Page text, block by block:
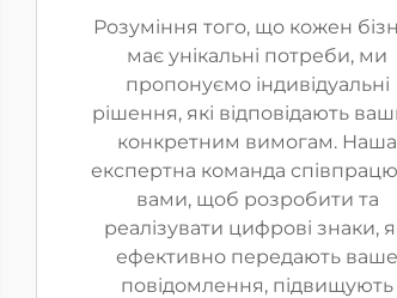
Розуміння того, що кожен
має унікальні потреби, ми
пропонуємо індивідуальні
рішення, які відповідають
конкретним вимогам. Наша
експертна команда
вами, щоб розробити та
реалізувати цифрові знаки,
ефективно передають ваше
повідомлення, підвищують